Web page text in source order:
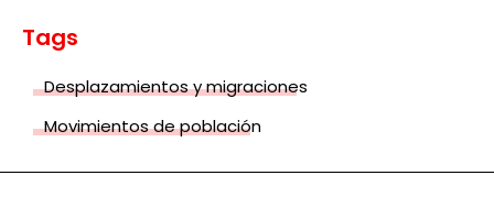
Tags
Desplazamientos y migraciones
Movimientos de población